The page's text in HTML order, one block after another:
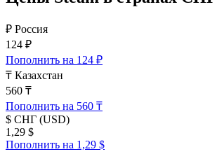
₽ Россия
124 ₽
Пополнить на 124 ₽
₸ Казахстан
560 ₸
Пополнить на 560 ₸
$ СНГ (USD)
1,29 $
Пополнить на 1,29 $